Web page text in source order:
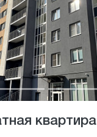
квартира